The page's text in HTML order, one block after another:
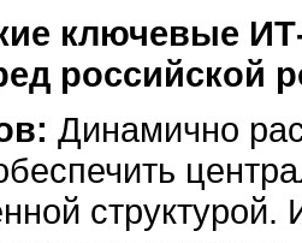
ключевые
российской
Динамично